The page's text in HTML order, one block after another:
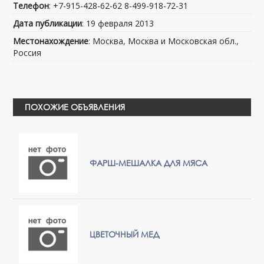
Телефон: +7-915-428-62-62 8-499-918-72-31
Дата публикации: 19 февраля 2013
Местонахождение: Москва, Москва и Московская обл.,
Россия
ПОХОЖИЕ ОБЪЯВЛЕНИЯ
ФАРШ-МЕШАЛКА ДЛЯ МЯСА
ЦВЕТОЧНЫЙ МЕД